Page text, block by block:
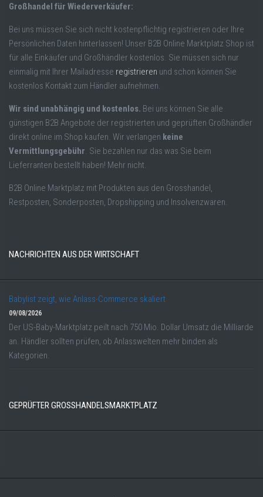
Großhandel für Wiederverkäufer:
Bei uns müssen Sie sich nicht kostenpflichtig registrieren oder Ihre
Persönlichen Daten hinterlassen! Unser B2B Online Marktplatz Shop ist
für alle Einkäufer und Großhändler kostenlos. Sie müssen sich nur
einmalig mit Ihrer Mailadresse registrieren und schon können Sie
kostenlos Kontakt zum Händler aufnehmen.
Wir sind unabhängig und kostenlos. Bei uns können Sie alle
günstigen B2B Angebote der registrierten und geprüften Großhändler
direkt online im Shop kaufen. Wir verlangen keine
Vermittlungsgebühr. Sie bezahlen nur das was Sie beim
Lieferranten bestellt haben! Mehr nicht.
B2B Online Marktplatz mit Produkten aus den Grosshandel,
Restposten, Sonderposten, Dropshipping und Insolvenzwaren.
NACHRICHTEN AUS DER WIRTSCHAFT
Babylist zeigt, wie Anlass-Commerce skaliert
09/08/2026
Der US-Baby-Marktplatz peilt nach 750 Mio. Dollar Umsatz die Milliarde
an. Händler sollten prüfen, ob Anlasswelten mehr binden als
Kategorien.
GEPRÜFTER GROSSHANDELSMARKTPLATZ